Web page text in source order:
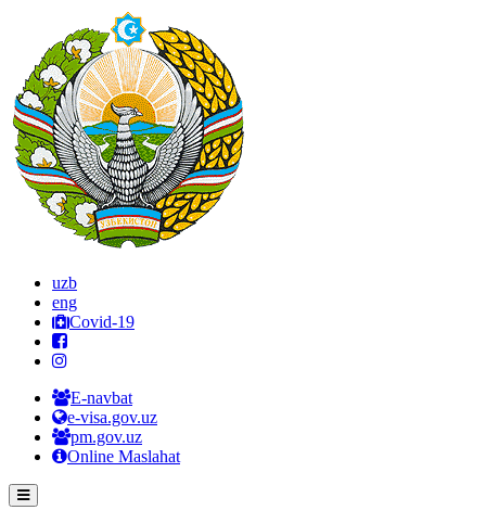
uzb
eng
Covid-19
E-navbat
e-visa.gov.uz
pm.gov.uz
Online Maslahat